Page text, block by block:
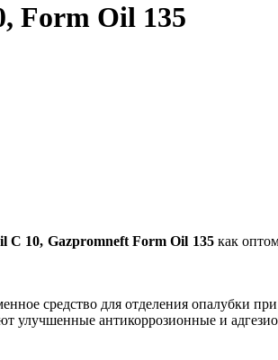
Form Oil 135
C 10, Gazpromneft Form Oil 135как
средство для отделения опалубки
улучшенные антикоррозионные и